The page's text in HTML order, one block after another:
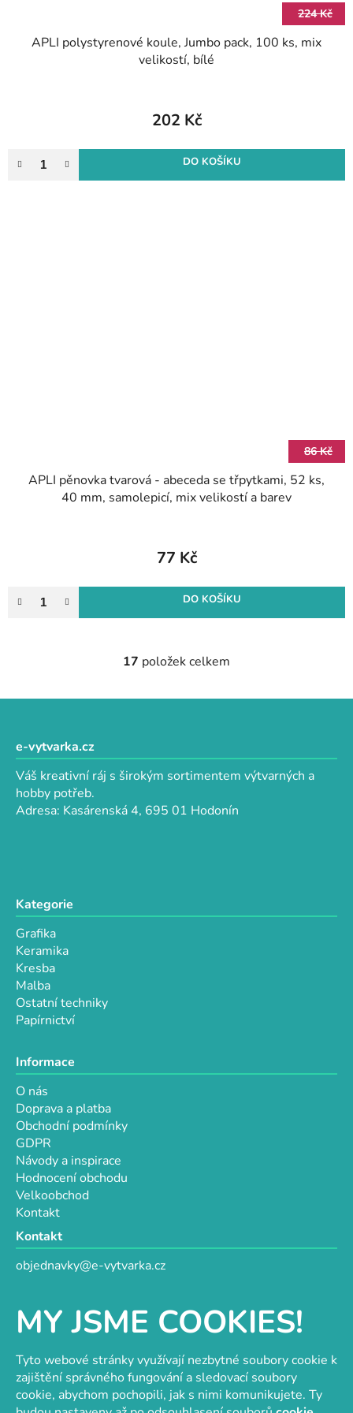
MY JSME COOKIES!
Tyto webové stránky využívají nezbytné soubory cookie k
zajištění správného fungování a sledovací soubory
cookie, abychom pochopili, jak s nimi komunikujete. Ty
224 Kč
APLI polystyrenové koule, Jumbo pack, 100 ks, mix
velikostí, bílé
202 Kč
DO KOŠÍKU
86 Kč
APLI pěnovka tvarová - abeceda se třpytkami, 52 ks,
40 mm, samolepicí, mix velikostí a barev
77 Kč
DO KOŠÍKU
O
l
a
c
p
ý
17 položek celkem
e-vytvarka.cz
Váš kreativní ráj s širokým sortimentem výtvarných a
hobby potřeb.
Adresa: Kasárenská 4, 695 01 Hodonín
Kategorie
Grafika
Keramika
Kresba
Malba
Ostatní techniky
Papírnictví
Informace
O nás
Doprava a platba
Obchodní podmínky
GDPR
Návody a inspirace
Hodnocení obchodu
Velkoobchod
Kontakt
Kontakt
objednavky@e-vytvarka.cz
Facebook
Velkoobchod s korálky a komponentyTvořit je radost